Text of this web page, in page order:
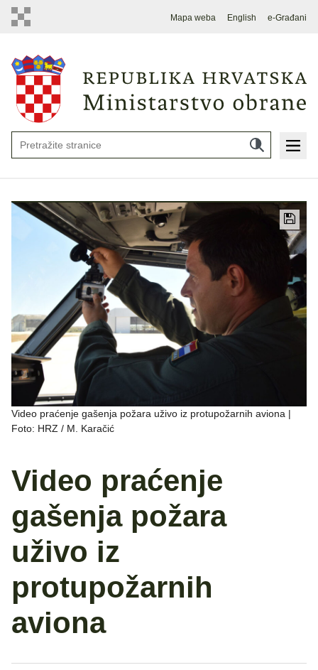
Mapa weba English e-Građani
Video praćenje gašenja požara uživo iz protupožarnih aviona |
Foto: HRZ / M. Karačić
Video praćenje
gašenja požara
uživo iz
protupožarnih
aviona